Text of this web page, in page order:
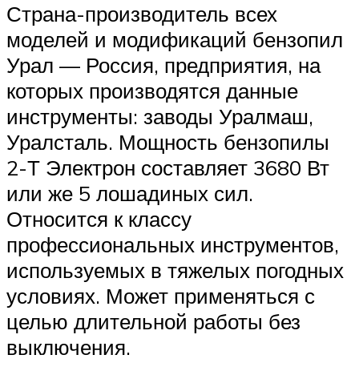
Страна-производитель всех
моделей и модификаций бензопил
Урал — Россия, предприятия, на
которых производятся данные
инструменты: заводы Уралмаш,
Уралсталь. Мощность бензопилы
2-Т Электрон составляет 3680 Вт
или же 5 лошадиных сил.
Относится к классу
профессиональных инструментов,
используемых в тяжелых погодных
условиях. Может применяться с
целью длительной работы без
выключения.